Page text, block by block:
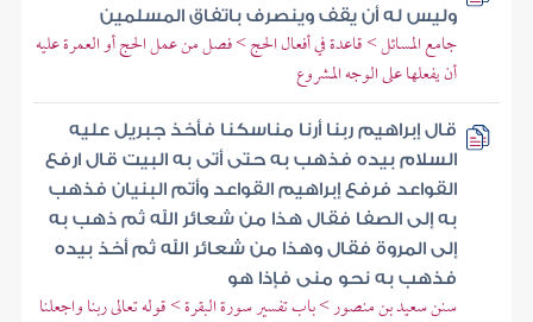
وليس له أن يقف وينصرف باتفاق المسلمين
جامع المسائل > قاعدة في أفعال الحج > فصل من عمل الحج أو العمرة عليه
أن يفعلها على الوجه المشروع
قال إبراهيم ربنا أرنا مناسكنا فأخذ جبريل عليه
السلام بيده فذهب به حتى أتى به البيت قال ارفع
القواعد فرفع إبراهيم القواعد وأتم البنيان فذهب
به إلى الصفا فقال هذا من شعائر الله ثم ذهب به
إلى المروة فقال وهذا من شعائر الله ثم أخذ بيده
فذهب به نحو منى فإذا هو
سنن سعيد بن منصور > باب تفسير سورة البقرة > قوله تعالى ربنا واجعلنا